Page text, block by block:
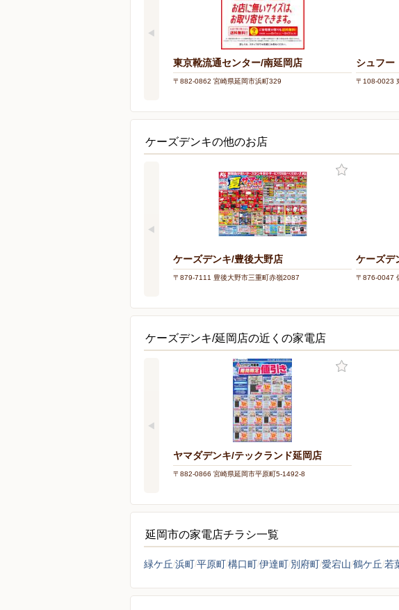
東京靴流通センター/南延岡店
〒882-0862 宮崎県延岡市浜町329
シュフー
〒108-0023
ケーズデンキの他のお店
ケーズデンキ/豊後大野店
〒879-7111 豊後大野市三重町赤嶺2087
ケーズデ
〒876-0047
ケーズデンキ/延岡店の近くの家電店
ヤマダデンキ/テックランド延岡店
〒882-0866 宮崎県延岡市平原町5-1492-8
延岡市の家電店チラシ一覧
緑ケ丘 浜町平原町構口町伊達町 別府町愛宕山 鶴ケ丘 若